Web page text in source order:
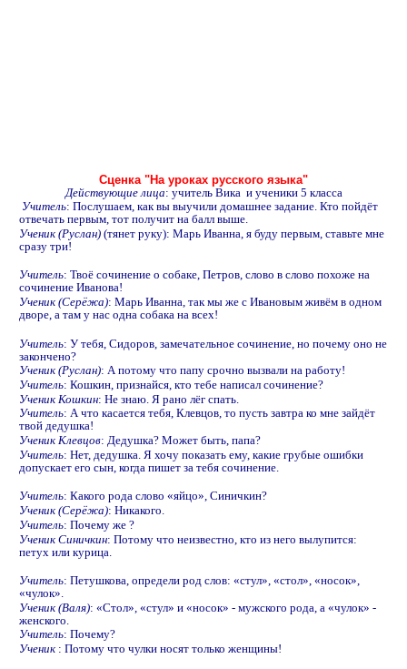
Сценка "На уроках русского языка"
Действующие лица: учитель Вика и ученики 5 класса
Учитель: Послушаем, как вы выучили домашнее задание. Кто пойдёт
отвечать первым, тот получит на балл выше.
Ученик (Руслан)(тянет руку): Марь Иванна, я буду первым, ставьте мне
сразу три!
Учитель: Твоё сочинение о собаке, Петров, слово в слово похоже на
сочинение Иванова!
Ученик (Серёжа): Марь Иванна, так мы же с Ивановым живём в одном
дворе, а там у нас одна собака на всех!
Учитель: У тебя, Сидоров, замечательное сочинение, но почему оно не
закончено?
Ученик (Руслан): А потому что папу срочно вызвали на работу!
Учитель: Кошкин, признайся, кто тебе написал сочинение?
Ученик Кошкин: Не знаю. Я рано лёг спать.
Учитель: А что касается тебя, Клевцов, то пусть завтра ко мне зайдёт
твой дедушка!
Ученик Клевцов: Дедушка? Может быть, папа?
Учитель: Нет, дедушка. Я хочу показать ему, какие грубые ошибки
допускает его сын, когда пишет за тебя сочинение.
Учитель: Какого рода слово «яйцо», Синичкин?
Ученик (Серёжа): Никакого.
Учитель: Почему же ?
Ученик Синичкин: Потому что неизвестно, кто из него вылупится:
петух или курица.
Учитель: Петушкова, определи род слов: «стул», «стол», «носок»,
«чулок».
Ученик (Валя): «Стол», «стул» и «носок» - мужского рода, а «чулок» -
женского.
Учитель: Почему?
Ученик : Потому что чулки носят только женщины!